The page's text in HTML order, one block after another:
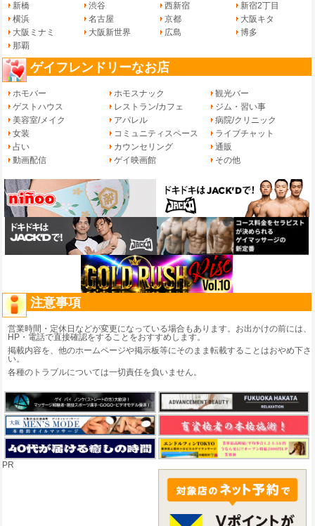
新橋
渋谷 西新宿
新宿2丁目
横浜
名古屋 京都
大阪キタ
大阪ミナミ
大阪新世界 広島
博多
那覇
ゲイフレンドリーなお店
ホモバー ホモスナック
観光バー
ゲストハウス
レストラン/カフェ
ジム・習い事
美容室/メイク
アパレル
病院/クリニック
女装
コミュニティスペース
ライブチャット
占い
カウンセリング
通販
動画配信
ゲイ映画館 その他
注意事項
営業時間・定休日などが変更になっている場合もあります。お出かけの前には、
HP・電話で直接確認をすることをおすすめします。
掲載内容を、他のホームページや掲示板等にそのまま転載することはおやめ下さ
い。
各種のトラブルについては一切責任を負いません。
PR